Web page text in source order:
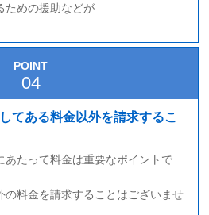
ための援助などが
POINT
てある料金以外を請求するこ
あたって料金は重要なポイントで
の料金を請求することはございませ